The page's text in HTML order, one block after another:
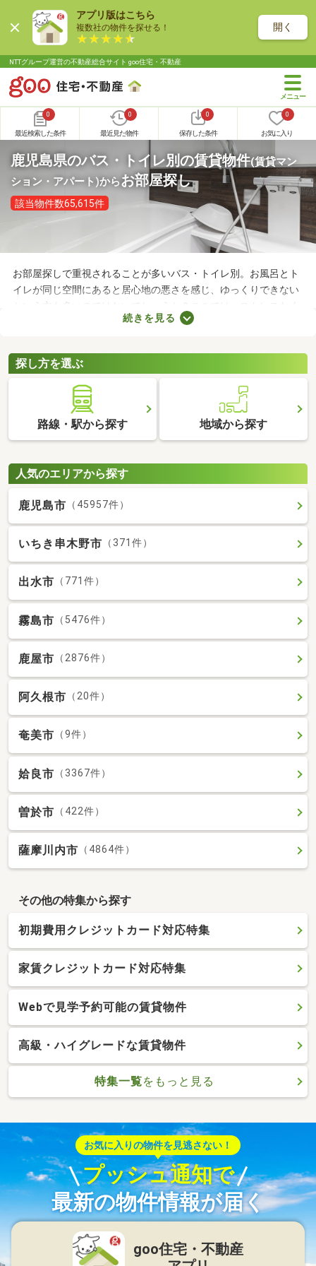
アプリ版はこちら
複数社の物件を探せる！ 開く
NTTグループ運営の不動産総合サイト goo住宅・不動産
0
最近検索した条件
0
最近見た物件
0
保存した条件
0
お気に入り
鹿児島県のバス・トイレ別の賃貸物件(賃貸マン
ション・アパート)からお部屋探し
該当物件数65,615件
お部屋探しで重視されることが多いバス・トイレ別。お風呂とト
イレが同じ空間にあると居心地の悪さを感じ、ゆっくりできない
という方も多いのではないでしょうか？ここでは、ストレスなく
快適に暮らせるバス・トイレ別の物件を紹介します。バス・トイ
してみてくださいね。
続きを見る
探し方を選ぶ
路線・駅から探す 地域から探す
人気のエリアから探す
鹿児島市 （45957件）
いちき串木野市 （371件）
出水市 （771件）
霧島市 （5476件）
鹿屋市 （2876件）
阿久根市 （20件）
奄美市 （9件）
姶良市 （3367件）
曽於市 （422件）
薩摩川内市 （4864件）
その他の特集から探す
初期費用クレジットカード対応特集
家賃クレジットカード対応特集
Webで見学予約可能の賃貸物件
高級・ハイグレードな賃貸物件
特集一覧をもっと見る
お気に入りの物件を見逃さない！
プッシュ通知で
最新の物件情報が届く
goo住宅・不動産